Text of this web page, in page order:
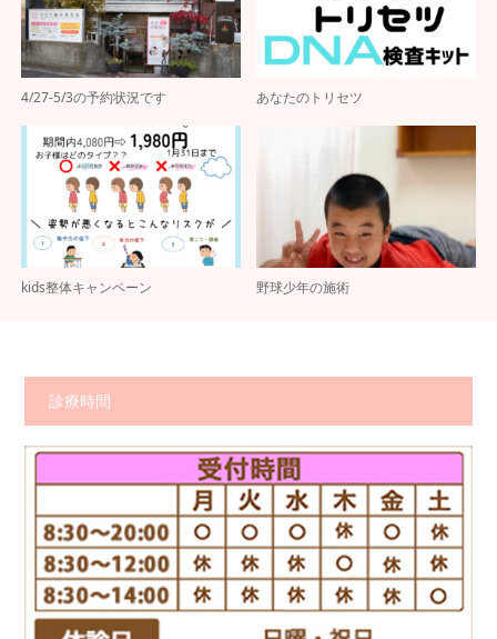
4/27-5/3の予約状況です あなたのトリセツ
kids整体キャンペーン 野球少年の施術
診療時間